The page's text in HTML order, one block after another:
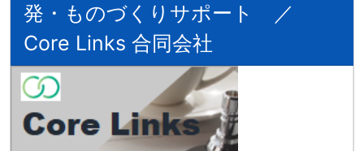
発・ものづくりサポート ／
Core Links 合同会社